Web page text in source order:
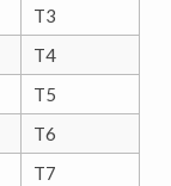
T3
T4
T5
T6
T7